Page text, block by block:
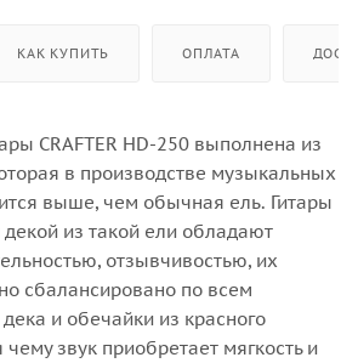
КАК КУПИТЬ ОПЛАТА
CRAFTER HD-250 выполнена из
в производстве музыкальных
выше, чем обычная ель. Гитары
декой из такой ели обладают
отзывчивостью, их
сбалансировано по всем
и обечайки из красного
звук приобретает мягкость и